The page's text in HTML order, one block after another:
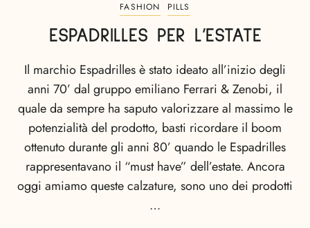
FASHION PILLS
ESPADRILLES PER L’ESTATE
Il marchio Espadrilles è stato ideato all’inizio degli
anni 70’ dal gruppo emiliano Ferrari & Zenobi, il
quale da sempre ha saputo valorizzare al massimo le
potenzialità del prodotto, basti ricordare il boom
ottenuto durante gli anni 80’ quando le Espadrilles
rappresentavano il “must have” dell’estate. Ancora
oggi amiamo queste calzature, sono uno dei prodotti
…